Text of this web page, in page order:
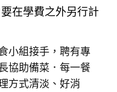
在學費之外另行計
小組接手，聘有專
協助備菜．每一餐
方式清淡、好消